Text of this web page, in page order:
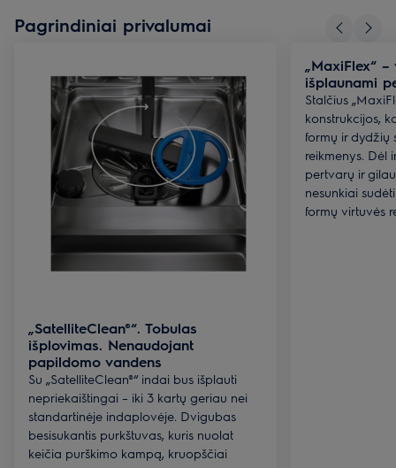
Pagrindiniai privalumai
„SatelliteClean®“. Tobulas
išplovimas. Nenaudojant
papildomo vandens
Su „SatelliteClean®“ indai bus išplauti
nepriekaištingai – iki 3 kartų geriau nei
standartinėje indaplovėje. Dvigubas
besisukantis purkštuvas, kuris nuolat
keičia purškimo kampą, kruopščiai
„MaxiFlex“
išplaunami
Stalčius
konstrukcijos,
formų ir dydžių
reikmenys. Dėl
pertvarų ir
nesunkiai
formų virtuvės